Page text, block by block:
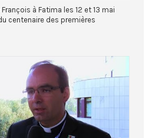
à Fatima les 12 et 13 mai
centenaire des premières